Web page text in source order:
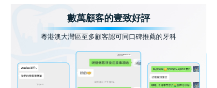
數萬顧客的壹致好評
粵港澳大灣區至多顧客認可同口碑推薦的牙科